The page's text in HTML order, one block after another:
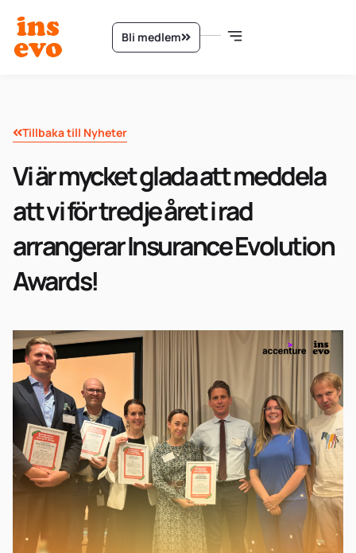
Bli medlem
Tillbaka till Nyheter
Vi är mycket glada att meddela
att vi för tredje året i rad
arrangerar Insurance Evolution
Awards!